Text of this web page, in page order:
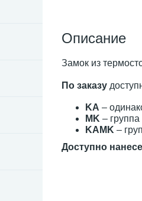
Описание
Замок из
По заказу
KA –
MK –
KAMK –
Доступно